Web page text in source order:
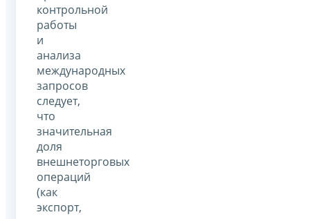
контрольной
работы
и
анализа
международных
запросов
следует,
что
значительная
доля
внешнеторговых
операций
(как
экспорт,